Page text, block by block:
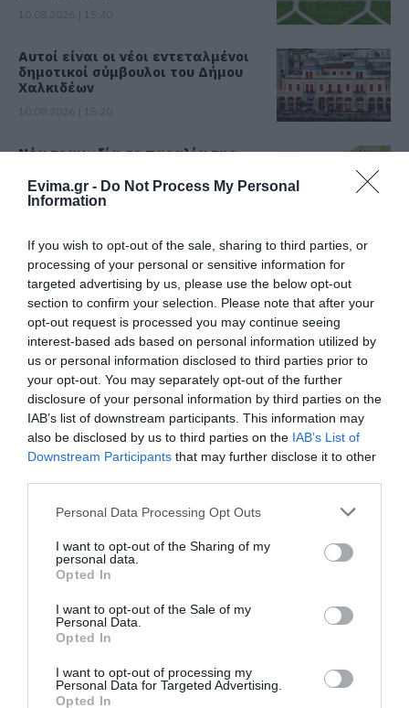
Evima.gr - Do Not Process My Personal
Information
If you wish to opt-out of the sale, sharing to third parties, or
processing of your personal or sensitive information for
targeted advertising by us, please use the below opt-out
section to confirm your selection. Please note that after your
opt-out request is processed you may continue seeing
interest-based ads based on personal information utilized by
us or personal information disclosed to third parties prior to
your opt-out. You may separately opt-out of the further
disclosure of your personal information by third parties on the
IAB’s list of downstream participants. This information may
also be disclosed by us to third parties on the IAB’s List of
Downstream Participants that may further disclose it to other
Please note that this website/app uses one or more Google
not limited to your visit or usage behaviour. You may click to
grant or deny consent to Google and its third-party tags to
use your data for below specified purposes in below Google
consent section.
Personal Data Processing Opt Outs
I want to opt-out of the Sharing of my
personal data.
Opted In
I want to opt-out of the Sale of my
Personal Data.
Opted In
I want to opt-out of processing my
Personal Data for Targeted Advertising.
Opted In
Αυτοί είναι οι νέοι εντεταλμένοι
δημοτικοί σύμβουλοι του Δήμου
Χαλκιδέων
Νέα τραγωδία σε παραλία της
10.08.2026 | 15:00
Στην Κύμη ο Θανάσης Ζεμπίλης
για την 7η Έκθεση Τοπικών
Προϊόντων και Χειροτεχνίας
10.08.2026 | 14:40
Εύβοια: Έκαιγε σκουπίδια και του
ήρθε… «καυτό» πρόστιμο 2.625
ευρώ
10.08.2026 | 14:20
Πέθανε ο γνωστός συγγραφέας
Στέλιος Ράμφος
10.08.2026 | 14:00
Πένθος στην Εύβοια: Γυναίκα
έχασε τη ζωή της
10.08.2026 | 13:40
Προσοχή στις μεταφορές με IRIS:
10.08.2026 | 13:20
Όλες οι τελευταίες ειδήσεις
ΠΕΡΙΣΣΟΤΕΡΑ ΑΠΟ ΔΙΑΚΟΠΕΣ